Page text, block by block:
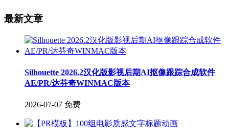
最新文章
Silhouette 2026.2汉化版影视后期AI抠像跟踪合成软件
AE/PR/达芬奇WINMAC版本
2026-07-07 免费